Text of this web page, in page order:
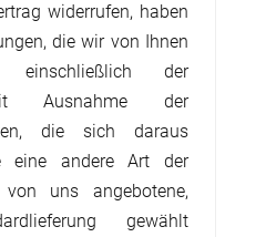
widerrufen, haben
die wir von Ihnen
einschließlich der
Ausnahme der
die sich daraus
eine andere Art der
uns angebotene,
gewählt